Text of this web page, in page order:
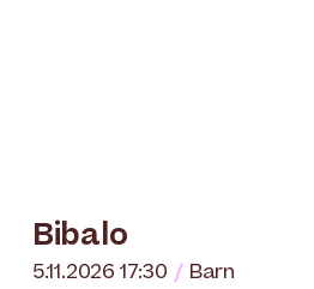
Bibalo
5.11.2026 17:30 Barn